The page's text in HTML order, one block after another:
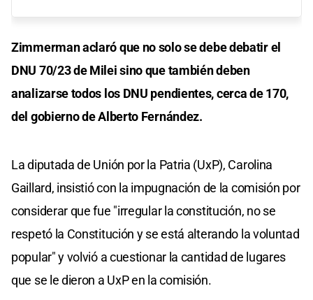
Zimmerman aclaró que no solo se debe debatir el
DNU 70/23 de Milei sino que también deben
analizarse todos los DNU pendientes, cerca de 170,
del gobierno de Alberto Fernández.
La diputada de Unión por la Patria (UxP), Carolina
Gaillard, insistió con la impugnación de la comisión por
considerar que fue "irregular la constitución, no se
respetó la Constitución y se está alterando la voluntad
popular" y volvió a cuestionar la cantidad de lugares
que se le dieron a UxP en la comisión.